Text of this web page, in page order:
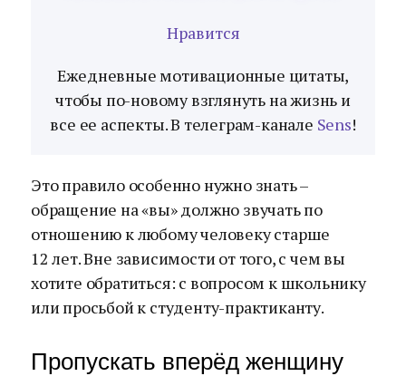
Нравится
Ежедневные мотивационные цитаты,
чтобы по-новому взглянуть на жизнь и
все ее аспекты. В телеграм-канале Sens!
Это правило особенно нужно знать –
обращение на «вы» должно звучать по
отношению к любому человеку старше
12 лет. Вне зависимости от того, с чем вы
хотите обратиться: с вопросом к школьнику
или просьбой к студенту-практиканту.
Пропускать вперёд женщину